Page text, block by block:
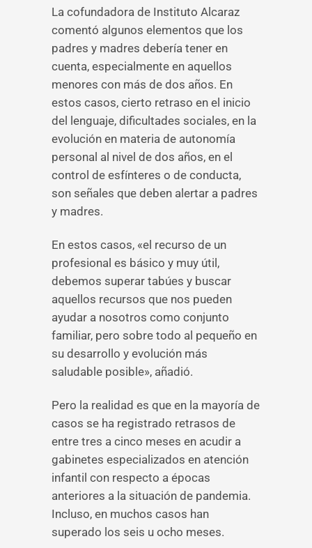
La cofundadora de Instituto Alcaraz
comentó algunos elementos que los
padres y madres debería tener en
cuenta, especialmente en aquellos
menores con más de dos años. En
estos casos, cierto retraso en el inicio
del lenguaje, dificultades sociales, en la
evolución en materia de autonomía
personal al nivel de dos años, en el
control de esfínteres o de conducta,
son señales que deben alertar a padres
y madres.
En estos casos, «el recurso de un
profesional es básico y muy útil,
debemos superar tabúes y buscar
aquellos recursos que nos pueden
ayudar a nosotros como conjunto
familiar, pero sobre todo al pequeño en
su desarrollo y evolución más
saludable posible», añadió.
Pero la realidad es que en la mayoría de
casos se ha registrado retrasos de
entre tres a cinco meses en acudir a
gabinetes especializados en atención
infantil con respecto a épocas
anteriores a la situación de pandemia.
Incluso, en muchos casos han
superado los seis u ocho meses.